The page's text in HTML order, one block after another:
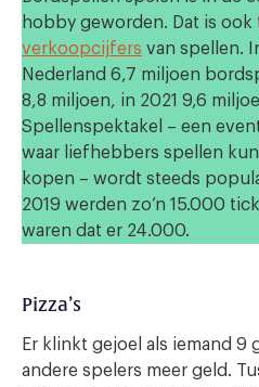
hobby geworden. Dat is ook
verkoopcijfers van spellen.
Nederland 6,7 miljoen
8,8 miljoen, in 2021 9,6
Spellenspektakel – een
waar liefhebbers spellen
kopen – wordt steeds
2019 werden zo’n 15.000
waren dat er 24.000.
Pizza’s
Er klinkt gejoel als iemand 9
andere spelers meer geld.